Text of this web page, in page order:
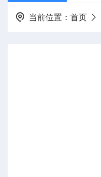
当前位置：首页